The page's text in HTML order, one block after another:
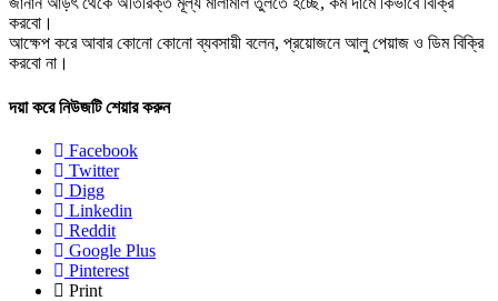
করবো।
আক্ষেপ করে আবার কোনো কোনো ব্যবসায়ী বলেন, প্রয়োজনে আলু পেয়াজ ও ডিম বিক্রি
করবো না।
দয়া করে নিউজটি শেয়ার করুন
Facebook
Twitter
Digg
Linkedin
Reddit
Google Plus
Pinterest
Print